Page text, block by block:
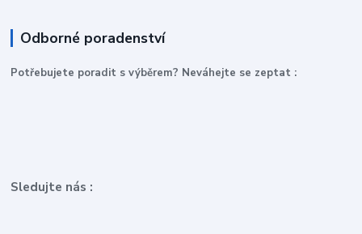
Odborné poradenství
Potřebujete poradit s výběrem? Neváhejte se zeptat :
Sledujte nás :